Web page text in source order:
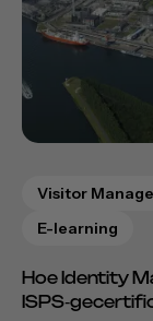
Visitor
E-learning
Hoe Identity